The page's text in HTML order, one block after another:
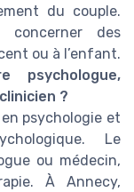
du couple.
concerner des
ou à l’enfant.
psychologue,
?
psychologie et
Le
ou médecin,
À Annecy,